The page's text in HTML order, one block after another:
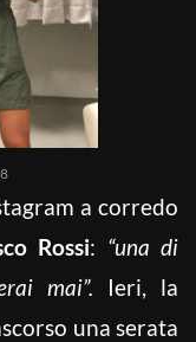
a corredo
Rossi: “una di
mai”. Ieri, la
una serata